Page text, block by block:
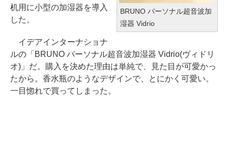
BRUNO パーソナル超音波加
湿器 Vidrio
机用に小型の加湿器を導入
した。
イデアインターナショナ
ルの「BRUNO パーソナル超音波加湿器 Vidrio(ヴィドリ
オ)」だ。購入を決めた理由は単純で、見た目が可愛かっ
たから。香水瓶のようなデザインで、とにかく可愛い。
一目惚れで買ってしまった。